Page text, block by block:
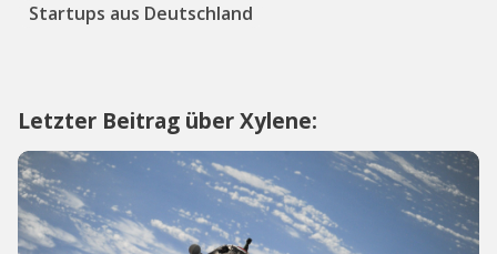
Startups aus Deutschland
Letzter Beitrag über Xylene: